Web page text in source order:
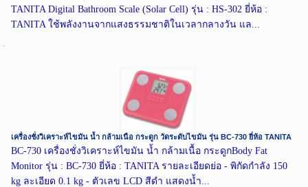
TANITA Digital Bathroom Scale (Solar Cell) รุ่น : HS-302 ยี่ห้อ :
TANITA ใช้พลังงานจากแสงธรรมชาติในเวลากลางวัน แล...
เครื่องชั่งวิเคราะห์ไขมัน น้ำ กล้ามเนื้อ กระดูก วัดระดับไขมัน รุ่น BC-730 ยี่ห้อ TANITA
BC-730 เครื่องชั่งวิเคราะห์ไขมัน น้ำ กล้ามเนื้อ กระดูกBody Fat
Monitor รุ่น : BC-730 ยี่ห้อ : TANITA รายละเอียดย่อ - พิกัดกำลัง 150
kg ละเอียด 0.1 kg - ตัวเลข LCD สีดำ แสดงน้ำ...